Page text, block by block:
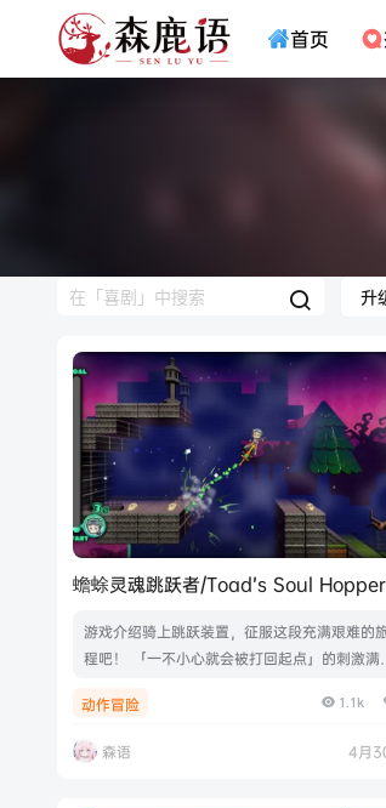
首页
升
蟾蜍灵魂跳跃者/Toad’s Soul Hopper
游戏介绍骑上跳跃装置，征服这段充满艰难的
程吧！ 「一不小心就会被打回起点」的刺激满
图版本介绍Build.22193721|容量1.12GB|官方
体中文|支持键盘.鼠标.手柄
动作冒险 1.1k
森语 4月